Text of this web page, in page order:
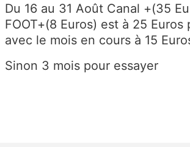
Du 16 au 31 Août Canal +(35
FOOT+(8 Euros) est à 25 Euros
avec le mois en cours à 15
Sinon 3 mois pour essayer